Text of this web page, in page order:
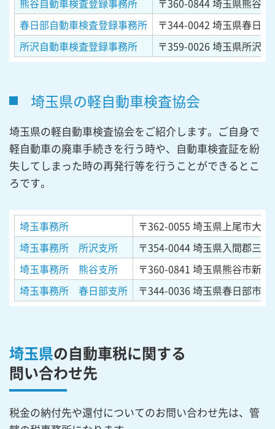
熊谷自動車検査登録事務所
〒360-0844埼玉県熊谷
春日部自動車検査登録事務所
〒344-0042 埼玉県春日
所沢自動車検査登録事務所
〒359-0026埼玉県所沢
埼玉県の軽自動車検査協会
埼玉県の軽自動車検査協会をご紹介します。ご自身で
軽自動車の廃車手続きを行う時や、自動車検査証を紛
失してしまった時の再発行等を行うことができるとこ
ろです。
埼玉事務所 〒362-0055 埼玉県上尾市大
埼玉事務所 所沢支所
〒354-0044埼玉県入間郡三
埼玉事務所 熊谷支所
〒360-0841 埼玉県熊谷市新
埼玉事務所 春日部支所
〒344-0036埼玉県春日部市
埼玉県の自動車税に関する
問い合わせ先
税金の納付先や還付についてのお問い合わせ先は、管